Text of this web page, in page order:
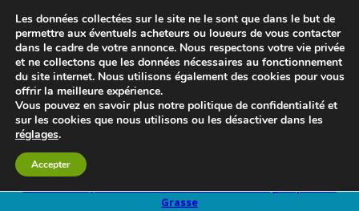
Grasse
Les données collectées sur le site ne le sont que dans le but de
permettre aux éventuels acheteurs ou loueurs de vous contacter
dans le cadre de votre annonce. Nous respectons votre vie privée
et ne collectons que les données nécessaires au fonctionnement
du site internet. Nous utilisons également des cookies pour vous
offrir la meilleure expérience.
Vous pouvez en savoir plus notre politique de confidentialité et
sur les cookies que nous utilisons ou les désactiver dans les
réglages.
Accepter